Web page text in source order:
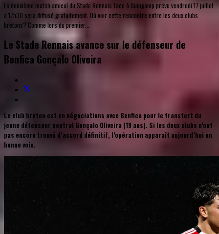
Le deuxième match amical du Stade Rennais face à Guingamp prévu vendredi 17 juillet
à 17h30 sera diffusé gratuitement. Où voir cette rencontre entre les deux clubs
bretons? Comme lors du premier...
Le Stade Rennais avance sur le défenseur de
Benfica Gonçalo Oliveira
Le club breton est en négociations avec Benfica pour le transfert du
jeune défenseur central Gonçalo Oliveira (19 ans). Si les deux clubs n’ont
pas encore trouvé d’accord définitif, l’opération apparaît aujourd’hui en
bonne voie.